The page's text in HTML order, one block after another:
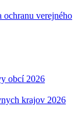
ochranu verejného
obcí 2026
krajov 2026